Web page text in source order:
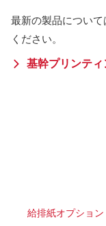
最新の製品につい
ください。
基幹プリンティ
給排紙オプション